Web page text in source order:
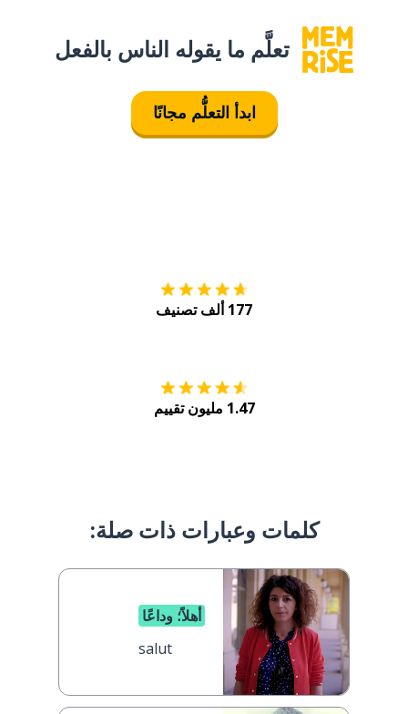
تعلَّم ما يقوله الناس بالفعل
ابدأ التعلُّم مجانًا
177 ألف تصنيف
1.47 مليون تقييم
كلمات وعبارات ذات صلة:
أهلاً؛ وداعًا
salut